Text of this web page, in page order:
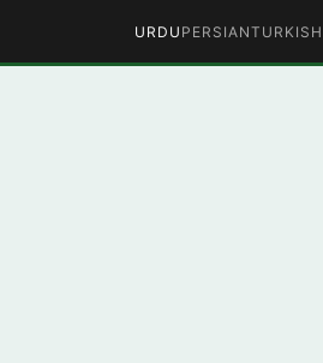
TURKISH
PERSIAN
URDU